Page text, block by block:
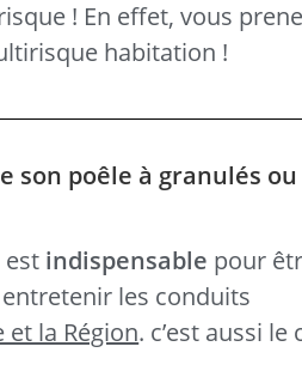
! En effet, vous
habitation !
son poêle à granulés ou
est indispensable pour
les conduits
et la Région. c’est aussi le